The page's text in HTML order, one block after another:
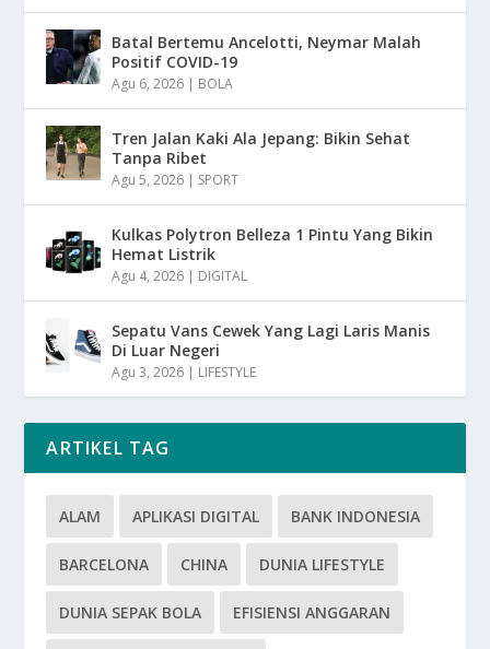
Batal Bertemu Ancelotti, Neymar Malah
Positif COVID-19
Agu 6, 2026 | BOLA
Tren Jalan Kaki Ala Jepang: Bikin Sehat
Tanpa Ribet
Agu 5, 2026 | SPORT
Kulkas Polytron Belleza 1 Pintu Yang Bikin
Hemat Listrik
Agu 4, 2026 | DIGITAL
Sepatu Vans Cewek Yang Lagi Laris Manis
Di Luar Negeri
Agu 3, 2026 | LIFESTYLE
ARTIKEL TAG
ALAM APLIKASI DIGITAL BANK INDONESIA
BARCELONA CHINA DUNIA LIFESTYLE
DUNIA SEPAK BOLA EFISIENSI ANGGARAN